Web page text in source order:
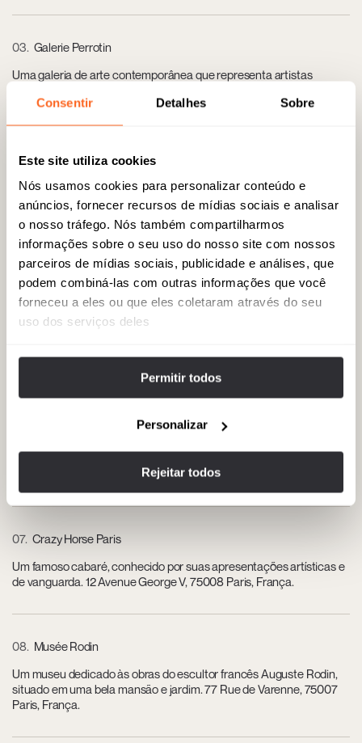
Consentir Detalhes Sobre
Este site utiliza cookies
Nós usamos cookies para personalizar conteúdo e
anúncios, fornecer recursos de mídias sociais e analisar
o nosso tráfego. Nós também compartilharmos
informações sobre o seu uso do nosso site com nossos
parceiros de mídias sociais, publicidade e análises, que
podem combiná-las com outras informações que você
forneceu a eles ou que eles coletaram através do seu
uso dos serviços deles
Permitir todos
Personalizar
Rejeitar todos
03 Galerie Perrotin
Uma galeria de arte contemporânea que representa artistas
Turenne, 75003 Paris, França.
Um restaurante altamente aclamado, conhecido por sua culinária
francesa moderna e sustentável. 80 Rue de Charonne, 75011 Paris,
França.
05
A loja de departamentos mais antiga de Paris, famosa por seus
07 Crazy Horse Paris
Um famoso cabaré, conhecido por suas apresentações artísticas e
de vanguarda. 12 Avenue George V, 75008 Paris, França.
08 Musée Rodin
Um museu dedicado às obras do escultor francês Auguste Rodin,
situado em uma bela mansão e jardim. 77 Rue de Varenne, 75007
Paris, França.